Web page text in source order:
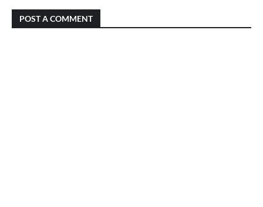
POST A COMMENT